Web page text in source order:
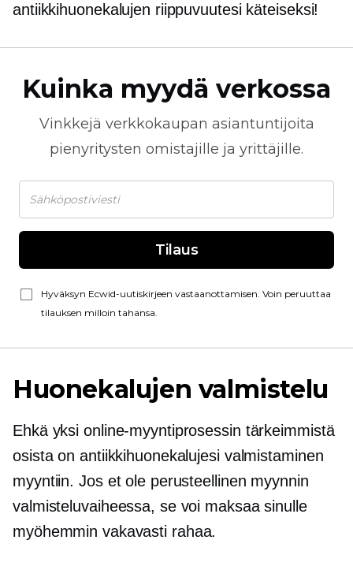
antiikkihuonekalujen riippuvuutesi käteiseksi!
Kuinka myydä verkossa
Vinkkejä verkkokaupan asiantuntijoita
pienyritysten omistajille ja yrittäjille.
Tilaus
Hyväksyn Ecwid-uutiskirjeen vastaanottamisen. Voin peruuttaa
tilauksen milloin tahansa.
Huonekalujen valmistelu
Ehkä yksi online-myyntiprosessin tärkeimmistä
osista on antiikkihuonekalujesi valmistaminen
myyntiin. Jos et ole perusteellinen myynnin
valmisteluvaiheessa, se voi maksaa sinulle
myöhemmin vakavasti rahaa.